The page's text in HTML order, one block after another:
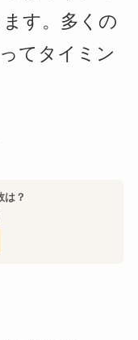
す。多くの
てタイミン
は？